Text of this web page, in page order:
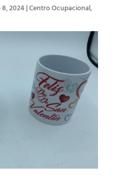
8, 2024|Centro Ocupacional,